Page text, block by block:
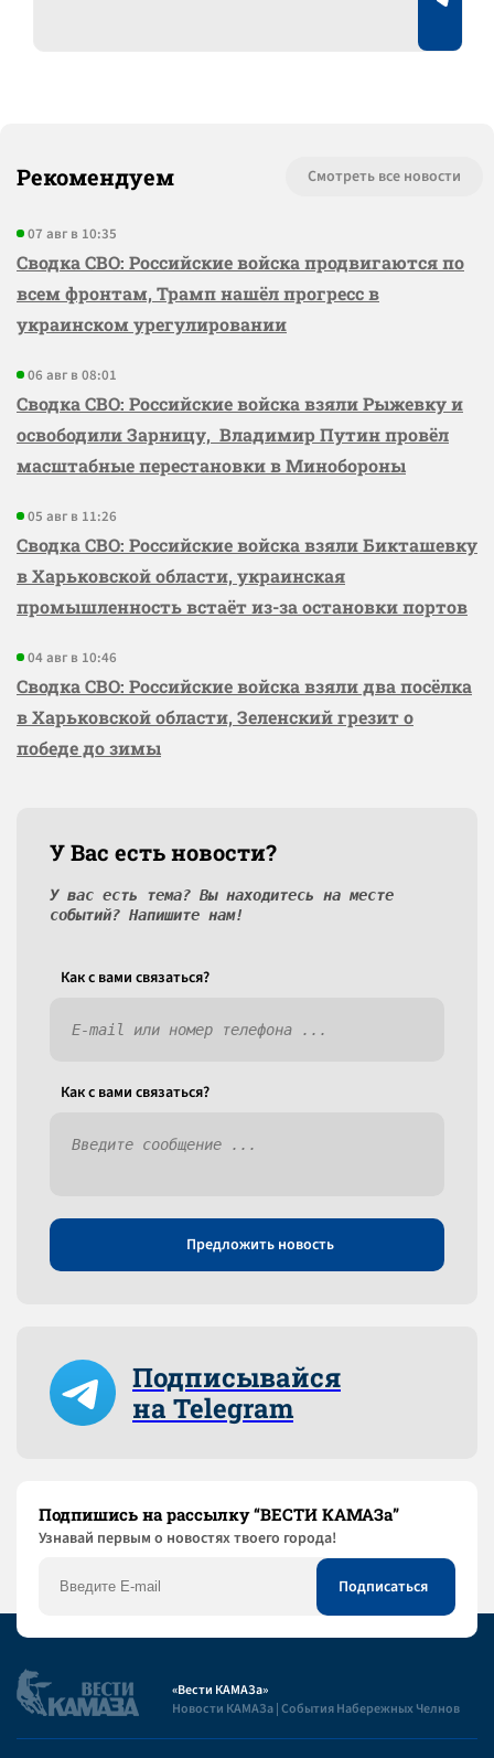
Рекомендуем Смотреть все новости
07 авг в 10:35
Сводка СВО: Российские войска продвигаются по
всем фронтам, Трамп нашёл прогресс в
украинском урегулировании
06 авг в 08:01
Сводка СВО: Российские войска взяли Рыжевку и
освободили Зарницу, Владимир Путин провёл
масштабные перестановки в Минобороны
05 авг в 11:26
Сводка СВО: Российские войска взяли Бикташевку
в Харьковской области, украинская
промышленность встаёт из-за остановки портов
04 авг в 10:46
Сводка СВО: Российские войска взяли два посёлка
в Харьковской области, Зеленский грезит о
победе до зимы
У Вас есть новости?
У вас есть тема? Вы находитесь на месте
событий? Напишите нам!
Как c вами связаться?
Как c вами связаться?
Предложить новость
Подписывайся
на Telegram
Подпишись на рассылку “ВЕСТИ КАМАЗа”
Узнaвай первым о новостях твоего города!
«Вести КАМАЗа»
Новости КАМАЗа | События Набережных Челнов